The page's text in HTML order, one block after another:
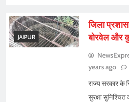
JAIPUR
जिला
बोरवेल और
years ago
राज्य सरकार के
सुरक्षा